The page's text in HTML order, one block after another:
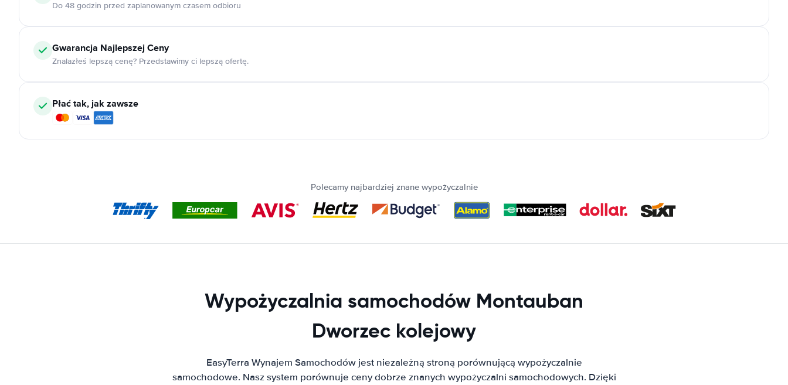
Do 48 godzin przed zaplanowanym czasem odbioru
Gwarancja Najlepszej Ceny
Znalazłeś lepszą cenę? Przedstawimy ci lepszą ofertę.
Płać tak, jak zawsze
Polecamy najbardziej znane wypożyczalnie
Wypożyczalnia samochodów Montauban
Dworzec kolejowy
EasyTerra Wynajem Samochodów jest niezależną stroną porównującą wypożyczalnie
samochodowe. Nasz system porównuje ceny dobrze znanych wypożyczalni samochodowych. Dzięki